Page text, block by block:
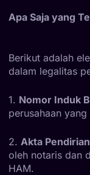
Apa Saja yang
Berikut adalah
dalam legalitas
1. Nomor Induk
perusahaan
2. Akta
oleh notaris dan
HAM.